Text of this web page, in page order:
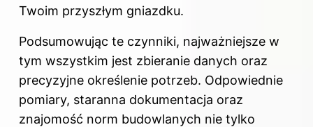
Twoim przyszłym gniazdku.
Podsumowując te czynniki, najważniejsze w
tym wszystkim jest zbieranie danych oraz
precyzyjne określenie potrzeb. Odpowiednie
pomiary, staranna dokumentacja oraz
znajomość norm budowlanych nie tylko